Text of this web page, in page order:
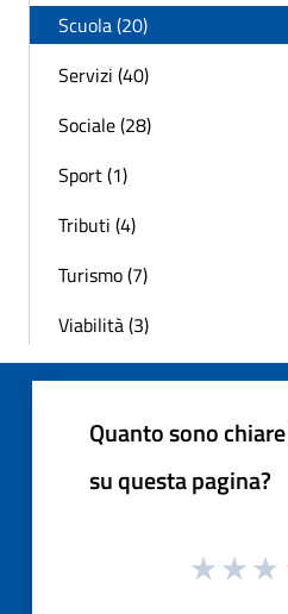
Scuola (20)
Servizi (40)
Sociale (28)
Sport (1)
Tributi (4)
Turismo (7)
Viabilità (3)
Quanto sono
su questa pagina?